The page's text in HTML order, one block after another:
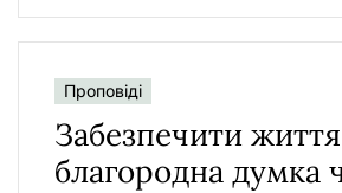
Проповіді
Забезпечити
благородна думка